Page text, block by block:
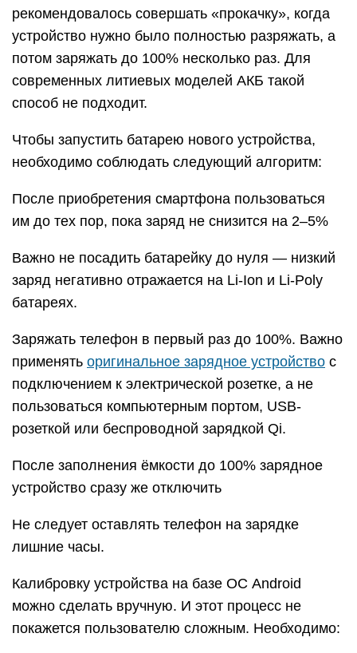
рекомендовалось совершать «прокачку», когда
устройство нужно было полностью разряжать, а
потом заряжать до 100% несколько раз. Для
современных литиевых моделей АКБ такой
способ не подходит.
Чтобы запустить батарею нового устройства,
необходимо соблюдать следующий алгоритм:
После приобретения смартфона пользоваться
им до тех пор, пока заряд не снизится на 2–5%
Важно не посадить батарейку до нуля — низкий
заряд негативно отражается на Li-Ion и Li-Poly
батареях.
Заряжать телефон в первый раз до 100%. Важно
применять оригинальное зарядное устройство с
подключением к электрической розетке, а не
пользоваться компьютерным портом, USB-
розеткой или беспроводной зарядкой Qi.
После заполнения ёмкости до 100% зарядное
устройство сразу же отключить
Не следует оставлять телефон на зарядке
лишние часы.
Калибровку устройства на базе ОС Android
можно сделать вручную. И этот процесс не
покажется пользователю сложным. Необходимо: